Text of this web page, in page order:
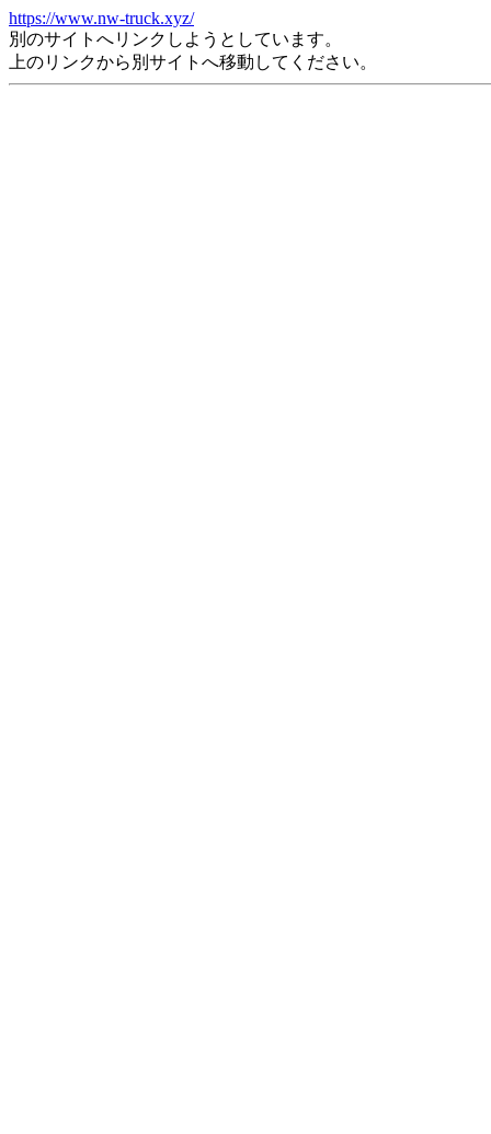
https://www.nw-truck.xyz/
別のサイトへリンクしようとしています。
上のリンクから別サイトへ移動してください。